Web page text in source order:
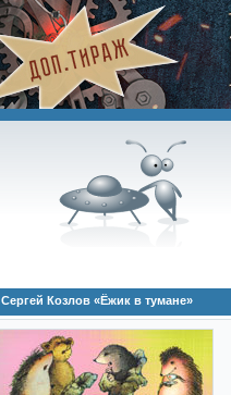
Сергей Козлов «Ёжик в тумане»